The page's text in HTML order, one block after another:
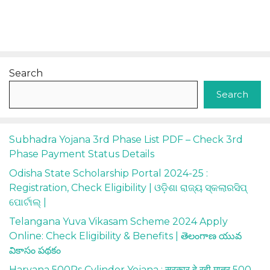
Search
Search
Subhadra Yojana 3rd Phase List PDF – Check 3rd
Phase Payment Status Details
Odisha State Scholarship Portal 2024-25 :
Registration, Check Eligibility | ଓଡ଼ିଶା ରାଜ୍ୟ ସ୍କଲାରସିପ୍
ପୋର୍ଟାଲ୍ |
Telangana Yuva Vikasam Scheme 2024 Apply
Online: Check Eligibility & Benefits | తెలంగాణ యువ
వికాసం పథకం